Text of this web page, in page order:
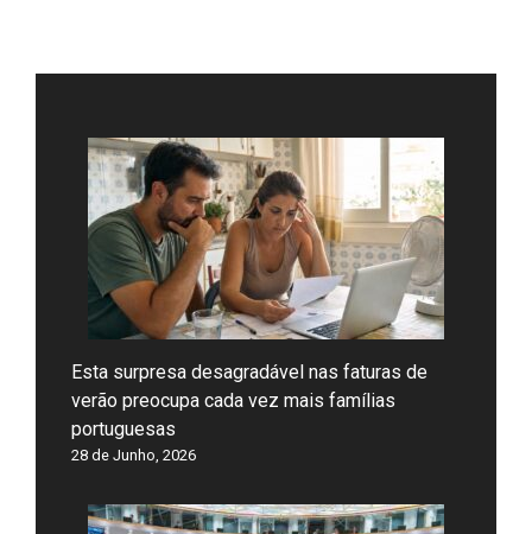
Esta surpresa desagradável nas faturas de
verão preocupa cada vez mais famílias
portuguesas
28 de Junho, 2026